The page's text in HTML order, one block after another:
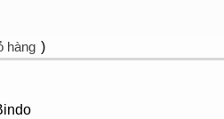
hàng )